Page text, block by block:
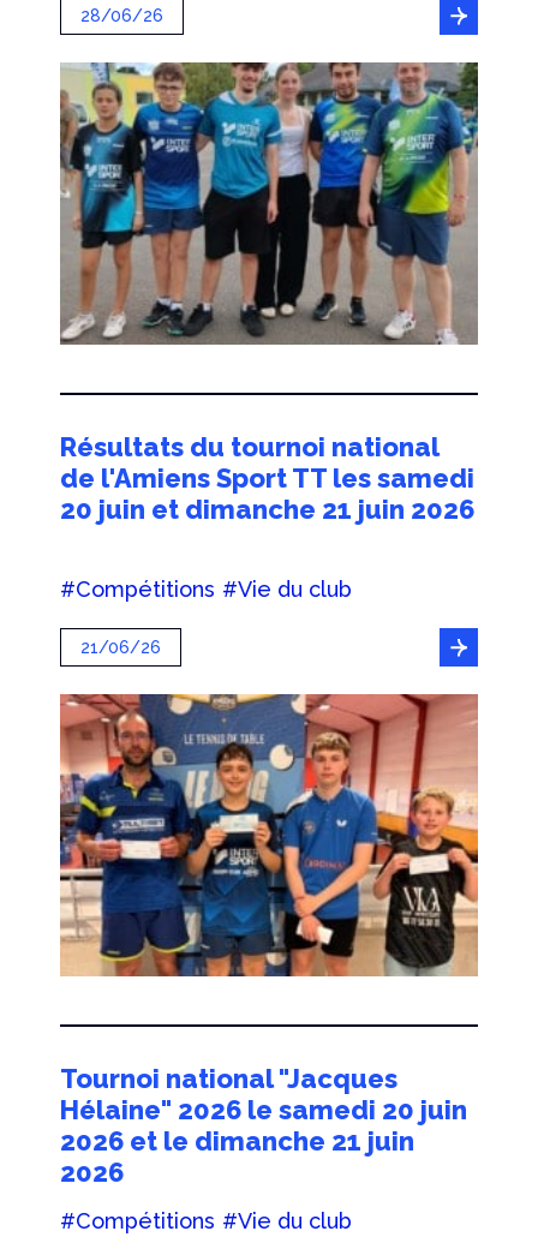
28/06/26
Résultats du tournoi national
de l'Amiens Sport TT les samedi
20 juin et dimanche 21 juin 2026
#Compétitions #Vie du club
21/06/26
Tournoi national "Jacques
Hélaine" 2026 le samedi 20 juin
2026 et le dimanche 21 juin
2026
#Compétitions #Vie du club